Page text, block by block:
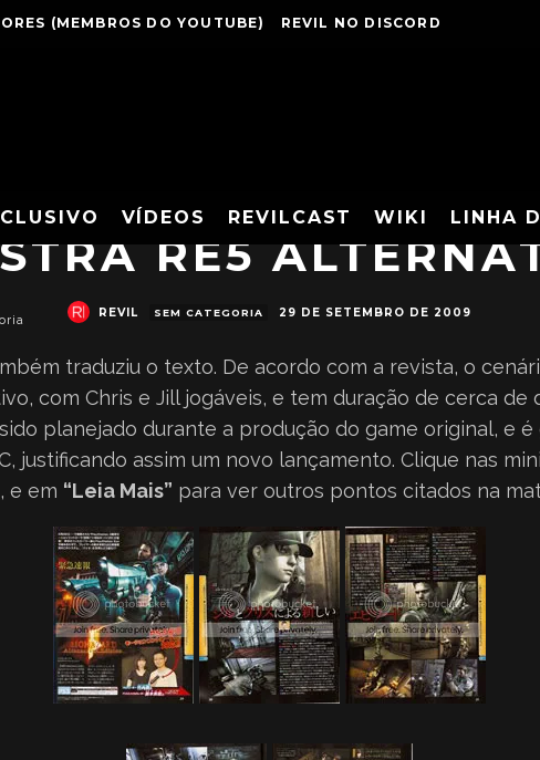
(MEMBROS DO YOUTUBE) REVIL NO DISCORD
VÍDEOS REVILCAST WIKI LINHA
RE5
REVIL SEM CATEGORIA 29 DE SETEMBRO DE 2009
traduziu o texto. De acordo com a revista, o
com Chris e Jill jogáveis, e tem duração de cerca de
planejado durante a produção do game original, e é
justificando assim um novo lançamento. Clique nas
e em “Leia Mais” para ver outros pontos citados na